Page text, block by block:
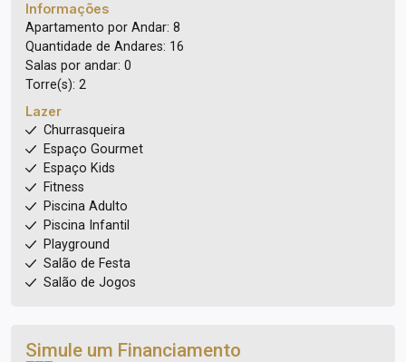
Informações
Apartamento por Andar: 8
Quantidade de Andares: 16
Salas por andar: 0
Torre(s): 2
Lazer
Churrasqueira
Espaço Gourmet
Espaço Kids
Fitness
Piscina Adulto
Piscina Infantil
Playground
Salão de Festa
Salão de Jogos
Simule um Financiamento